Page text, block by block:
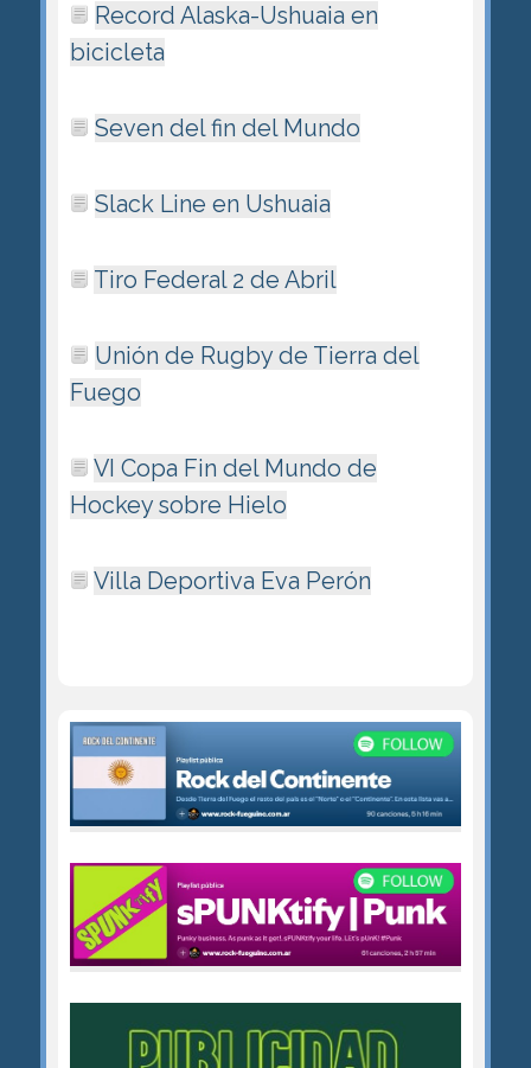
Record Alaska-Ushuaia en
bicicleta
Seven del fin del Mundo
Slack Line en Ushuaia
Tiro Federal 2 de Abril
Unión de Rugby de Tierra del
Fuego
VI Copa Fin del Mundo de
Hockey sobre Hielo
Villa Deportiva Eva Perón